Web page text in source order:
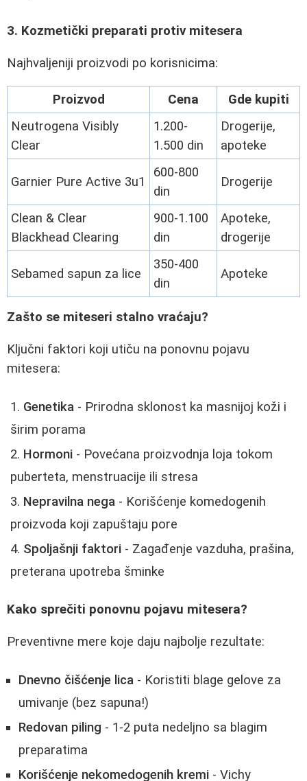
3. Kozmetički preparati protiv mitesera
Najhvaljeniji proizvodi po korisnicima:
Proizvod Cena
Gde kupiti
Neutrogena Visibly
Clear
1.200-
1.500 din
Drogerije,
apoteke
Garnier Pure Active 3u1
600-800
din
Drogerije
Clean & Clear
Blackhead Clearing
900-1.100
din
Apoteke,
drogerije
Sebamed sapun za lice
350-400
din
Apoteke
Zašto se miteseri stalno vraćaju?
Ključni faktori koji utiču na ponovnu pojavu
mitesera:
Genetika - Prirodna sklonost ka masnijoj koži i
širim porama
Hormoni - Povećana proizvodnja loja tokom
puberteta, menstruacije ili stresa
Nepravilna nega - Korišćenje komedogenih
proizvoda koji zapuštaju pore
Spoljašnji faktori - Zagađenje vazduha, prašina,
preterana upotreba šminke
Kako sprečiti ponovnu pojavu mitesera?
Preventivne mere koje daju najbolje rezultate:
Dnevno čišćenje lica - Koristiti blage gelove za
umivanje (bez sapuna!)
Redovan piling - 1-2 puta nedeljno sa blagim
preparatima
Korišćenje nekomedogenih kremi - Vichy